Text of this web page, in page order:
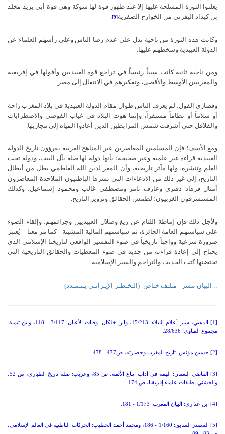
يعلنوا الثورة المسلحة عليها إلا عند ظهور قوة لها شوكة وهي قوة أبي يزيد مخلد
بن كيداد اليفرني من الخوارج الصفرية [9]
.
وكانت هذه الثورة من ناحية تدل على عدم رضا الناس وعلى رأسهم العلماء عن
الدولة العبيدية وسخطهم عليها.
ومن ناحية ثانية كانت سبباً رئيساً في تراجع قوة العبيديين وأفولها في إفريقية
والمغربيين الأوسط والأقصى، وتفكيرهم في الانتقال إلى مصر.
وقصارى القول: لم يعرف الناس طوال مقام الدولة العبيدية في بلاد المغرب راحة
أو سلاماً أو نظاماً مستقراً، وإنما هوت البلاد في غياب الفوضى والاضطرابات
والقلاقل حتى أشرقت شمس المرابطين الذين أعادوا المياه إلى مجاريها.
ومع الأسف؛ فإن المسلمين المعاصرين عبر المناهج الغربية يقرؤون تاريخ الدولة
العبيدية قراءة غير علمية وغير صحيحة؛ بأنها دولة لها صلة بآل البيت، ودولة تحب
العلم وتنشره، ولها مآثر تاريخية، وأن المعز لدين الله الفاطمي بطل من أبطال
التاريخ، إلى غير ذلك من الادعاءات التي نشرها الباطنيون الملاحدة المعاصرون
أمثال فرهاد دفتري وعارف تامر ومصطفى غالب ومحمود إسماعيل، وكذلك
المستشرقون الغربيون؛ لطمس الحقائق وتزوير التاريخ.
ولأجل ذلك فإن إماطة اللثام عن زيغ وضلال العبيديين وجرائمهم، وإلقاء الضوء
على سياستهم العامة الجائرة، ثم سياستهم المالية المشينة - كما مر معنا – يُعتبَر
ضرورة شرعية وواجباً تاريخياً في ضوء التفسير الواقعي لتاريخنا الإسلامي الذي
يحتاج إلى إعادة قراءته من جديد في ضوء المعطيات والحقائق التاريخية التي
تحتضنها كتب الحديث والتراجم والسير الإسلامية.
:: البيان تنشر - مـلـف خـاص- (الـخـطـر الإيـرانـي يـتـمـدد)
[1] الذهبي، سير أعلام النبلاء: 15/213، وابن خلكان: وفيات الأعيان: 3/117 - 118، وابن تيمية:
مجموع الفتاوى: 28/636.
[3] القاضي النعمان: الهمة في آداب اتباع الأئمة، ص 85، وعريب: صلة تاريخ الطباري، ص 52،
والخشني: طبقات علماء إفريقيا، ص 174.
[4] ابن عذاري: البيان المغرب: 1/173 - 181.
[5] المصدر السابق: 1/160 - 186، ومحمد أحمد الخطيب: الحركات الباطنية في العالم الإسلامي،